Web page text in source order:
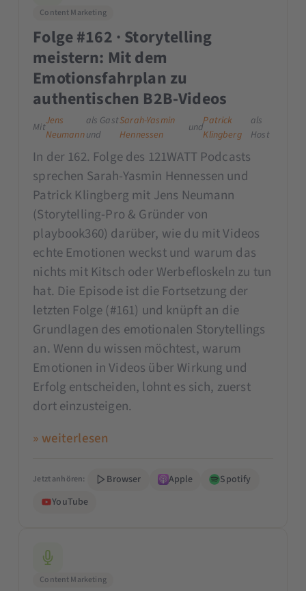
Content Marketing
Folge #162 · Storytelling
meistern: Mit dem
Emotionsfahrplan zu
authentischen B2B-Videos
Mit
Jens
Neumann
als Gast
und
Sarah-Yasmin
Hennessen
und
Patrick
Klingberg
als
Host
In der 162. Folge des 121WATT Podcasts
sprechen Sarah-Yasmin Hennessen und
Patrick Klingberg mit Jens Neumann
(Storytelling-Pro & Gründer von
playbook360) darüber, wie du mit Videos
echte Emotionen weckst und warum das
nichts mit Kitsch oder Werbefloskeln zu tun
hat. Die Episode ist die Fortsetzung der
letzten Folge (#161) und knüpft an die
Grundlagen des emotionalen Storytellings
an. Wenn du wissen möchtest, warum
Emotionen in Videos über Wirkung und
Erfolg entscheiden, lohnt es sich, zuerst
dort einzusteigen.
» weiterlesen
Jetzt anhören: Browser Apple
Spotify
YouTube
Content Marketing